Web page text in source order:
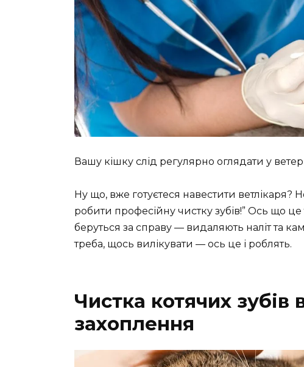
Вашу кішку слід регулярно оглядати у
Ну що, вже готуєтеся навестити ветлікаря?
робити професійну чистку зубів!” Ось що
беруться за справу — видаляють наліт та
треба, щось вилікувати — ось це і роблять.
Чистка котячих
захоплення